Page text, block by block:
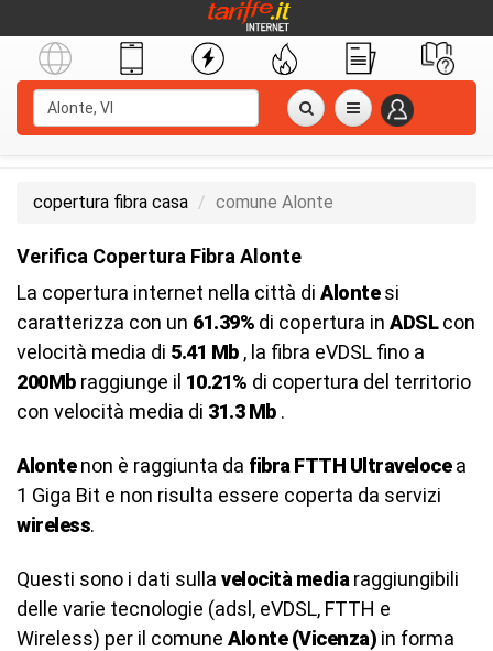
copertura fibra casa comune Alonte
Verifica Copertura Fibra Alonte
La copertura internet nella città di Alontesi
caratterizza con un 61.39% di copertura in ADSLcon
velocità media di 5.41 Mb, la fibra eVDSL fino a
200Mbraggiunge il 10.21% di copertura del territorio
con velocità media di 31.3 Mb.
Alontenon è raggiunta da fibra FTTH Ultravelocea
1 Giga Bit e non risulta essere coperta da servizi
wireless.
Questi sono i dati sulla velocità media raggiungibili
delle varie tecnologie (adsl, eVDSL, FTTH e
Wireless) per il comune Alonte (Vicenza) in forma